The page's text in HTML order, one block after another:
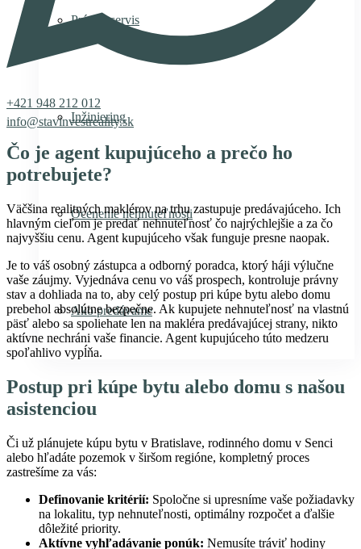
Právny servis
Inžiniering
Ocenenie nehnuteľnosti
Ako predávame
+421 948 212 012
info@stavinvestreality.sk
Čo je agent kupujúceho a prečo ho
potrebujete?
Väčšina realitných maklérov na trhu zastupuje predávajúceho. Ich
hlavným cieľom je predať nehnuteľnosť čo najrýchlejšie a za čo
najvyššiu cenu. Agent kupujúceho však funguje presne naopak.
Je to váš osobný zástupca a odborný poradca, ktorý háji výlučne
vaše záujmy. Vyjednáva cenu vo váš prospech, kontroluje právny
stav a dohliada na to, aby celý postup pri kúpe bytu alebo domu
prebehol absolútne bezpečne. Ak kupujete nehnuteľnosť na vlastnú
päsť alebo sa spoliehate len na makléra predávajúcej strany, nikto
aktívne nechráni vaše financie. Agent kupujúceho túto medzeru
spoľahlivo vypĺňa.
Postup pri kúpe bytu alebo domu s našou
asistenciou
Či už plánujete kúpu bytu v Bratislave, rodinného domu v Senci
alebo hľadáte pozemok v širšom regióne, kompletný proces
zastrešíme za vás:
Definovanie kritérií: Spoločne si upresníme vaše požiadavky
na lokalitu, typ nehnuteľnosti, optimálny rozpočet a ďalšie
dôležité priority.
Aktívne vyhľadávanie ponúk: Nemusíte tráviť hodiny